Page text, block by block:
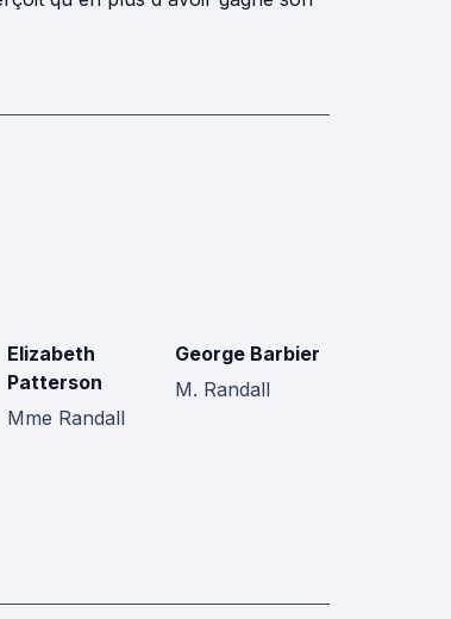
Elizabeth
Patterson
Mme Randall
George Barbier
M. Randall